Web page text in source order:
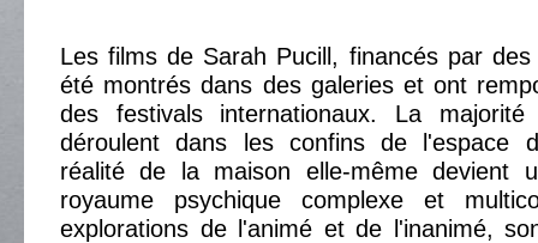
Les films de Sarah Pucill, financés par
été montrés dans des galeries et ont
des festivals internationaux. La
déroulent dans les confins de l'espace
réalité de la maison elle-même devient
royaume psychique complexe et
explorations de l'animé et de l'inanimé,